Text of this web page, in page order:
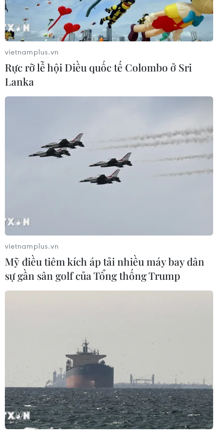
Sạt lở nghiêm trọng trên Quốc lộ
91, một nửa mặt đường sụp xuống sông
Một phía của mặt đường nhựa Quốc lộ 91 với chiều dài
vùng cảnh báo.
An Giang ban bố tình huống khẩn cấp
nguy cơ sạt lở nghiêm trọng
vietnamplus.vn
Rực rỡ lễ hội Diều quốc tế Colombo ở Sri
Lanka
vietnamplus.vn
Mỹ điều tiêm kích áp tải nhiều máy bay dân
sự gần sân golf của Tổng thống Trump